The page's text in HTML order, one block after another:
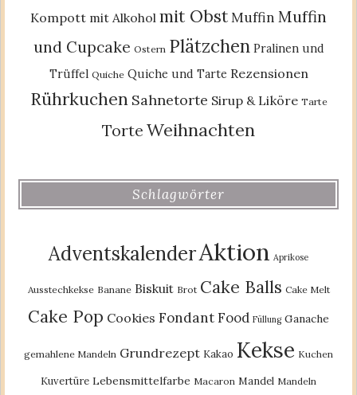
Kompott mit Alkohol mit ObstMuffin Muffin
und Cupcake Ostern Plätzchen Pralinen und
Trüffel Quiche Quiche und Tarte Rezensionen
Rührkuchen Sahnetorte Sirup & Liköre Tarte
Torte Weihnachten
Schlagwörter
AdventskalenderAktion Aprikose
Ausstechkekse Banane Biskuit Brot Cake Balls Cake Melt
Cake Pop Cookies Fondant Food Füllung Ganache
gemahlene Mandeln Grundrezept Kakao Kekse Kuchen
Kuvertüre Lebensmittelfarbe Macaron Mandel Mandeln